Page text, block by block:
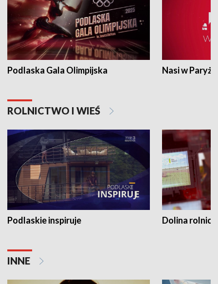
Podlaska Gala Olimpijska Nasi w Paryżu
ROLNICTWO I WIEŚ
Podlaskie inspiruje Dolina
INNE